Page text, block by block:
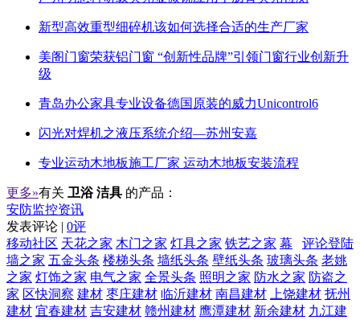
新型高效重型细碎机该如何选择合适的生产厂家
美阁门窗荣获铝门窗 “创新性品牌”引领门窗行业创新升
级
青岛办公家具专业设备德国原装的威力Unicontrol6
闪光对焊机之液压系统介绍—苏州安嘉
专业运动木地板施工厂家 运动木地板安装流程
更多»有关 卫浴 洁具 的产品：
安防监控资讯
发表评论 | 0评
评论登陆
移动社区 天花之家 木门之家 灯具之家 铁艺之家 幕
墙之家 五金头条 楼梯头条 墙纸头条 壁纸头条 玻璃头条 老姚
之家 灯饰之家 电气之家 全景头条 照明之家 防水之家 防盗之
家 区快洞察 建材 枣庄建材 临沂建材 南昌建材 上饶建材 抚州
建材 宜春建材 吉安建材 赣州建材 鹰潭建材 新余建材 九江建